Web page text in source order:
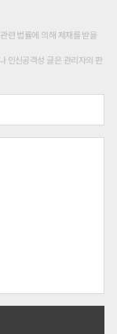
련 법률에 의해 제재를 받을
인신공격성 글은 관리자의 판